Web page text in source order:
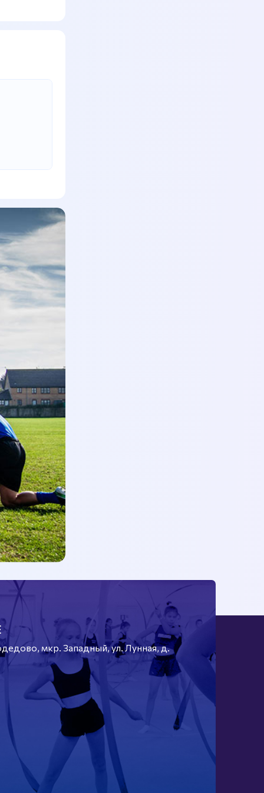
мкр. Западный, ул. Лунная, д.